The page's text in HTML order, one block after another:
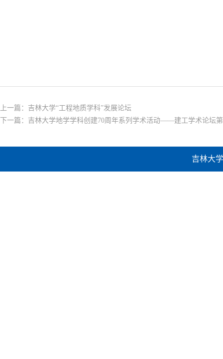
上一篇： 吉林大学“工程地质学科”发展论坛
下一篇： 吉林大学地学学科创建70周年系列学术活动——建工学术论坛
吉林大